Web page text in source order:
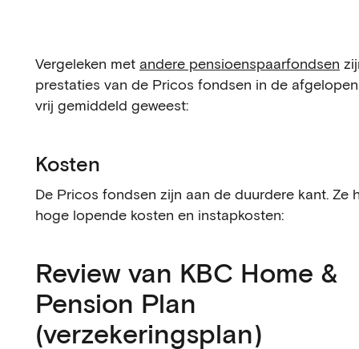
Vergeleken met andere pensioenspaarfondsen
prestaties van de Pricos fondsen in de
vrij gemiddeld geweest:
Kosten
De Pricos fondsen zijn aan de duurdere kant. Ze
hoge lopende kosten en instapkosten:
Review van KBC Home &
Pension Plan
(verzekeringsplan)